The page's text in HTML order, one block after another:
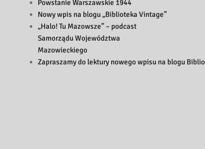
Powstanie Warszawskie 1944
Nowy wpis na blogu „Biblioteka Vintage”
„Halo! Tu Mazowsze” – podcast
Samorządu Województwa
Mazowieckiego
Zapraszamy do lektury nowego wpisu na blogu